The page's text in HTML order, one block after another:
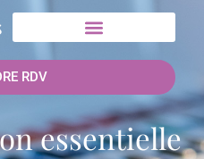
RDV
essentielle